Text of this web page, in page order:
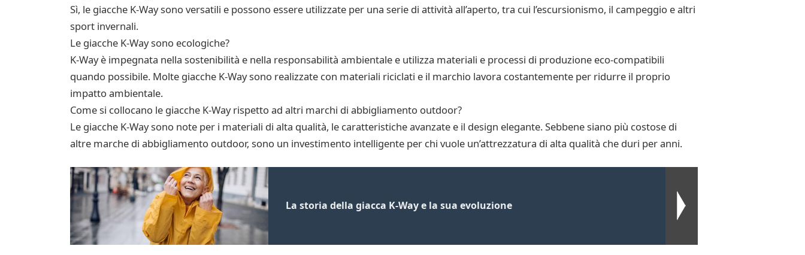
Sì, le giacche K-Way sono versatili e possono essere utilizzate per una serie di attività all’aperto, tra cui l’escursionismo, il campeggio e altri
sport invernali.
Le giacche K-Way sono ecologiche?
K-Way è impegnata nella sostenibilità e nella responsabilità ambientale e utilizza materiali e processi di produzione eco-compatibili
quando possibile. Molte giacche K-Way sono realizzate con materiali riciclati e il marchio lavora costantemente per ridurre il proprio
impatto ambientale.
Come si collocano le giacche K-Way rispetto ad altri marchi di abbigliamento outdoor?
Le giacche K-Way sono note per i materiali di alta qualità, le caratteristiche avanzate e il design elegante. Sebbene siano più costose di
altre marche di abbigliamento outdoor, sono un investimento intelligente per chi vuole un’attrezzatura di alta qualità che duri per anni.
La storia della giacca K-Way e la sua evoluzione